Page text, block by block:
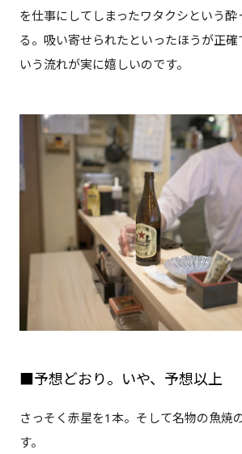
を仕事にしてしまったワタクシという酔
る。吸い寄せられたといったほうが正確
いう流れが実に嬉しいのです。
■予想どおり。いや、予想以上
さっそく赤星を1本。そして名物の魚焼
す。